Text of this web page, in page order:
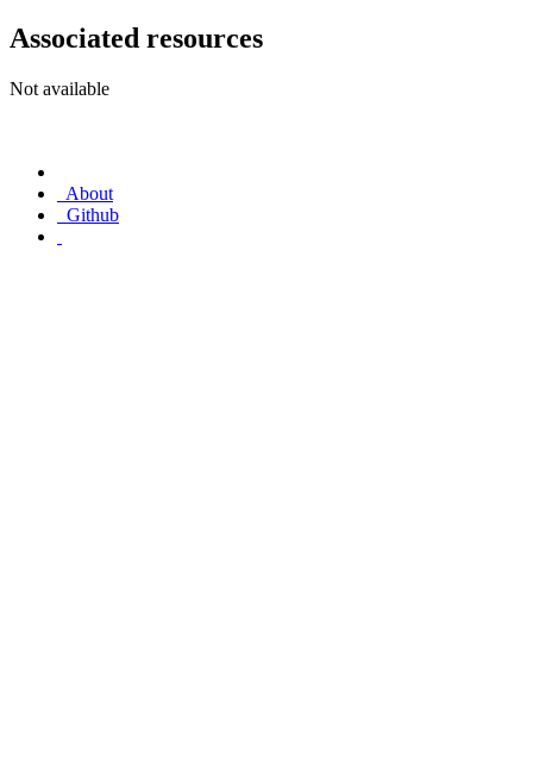
Associated resources
Not available
About
Github